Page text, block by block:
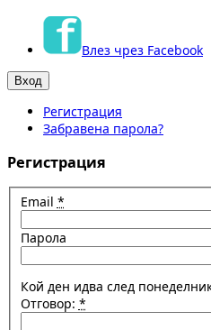
Влез чрез Facebook
Регистрация
Забравена парола?
Регистрация
Email *
Парола
Кой ден идва след
Отговор: *